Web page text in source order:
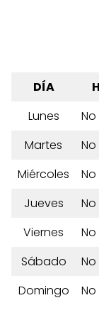
DÍA
Lunes
Martes
Miércoles
Jueves
Viernes
Sábado
Domingo